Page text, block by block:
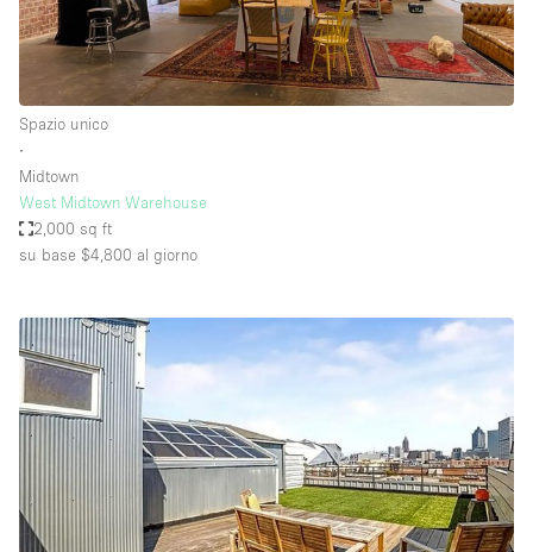
Spazio unico
∙
Midtown
West Midtown Warehouse
2,000 sq ft
su base $4,800 al giorno